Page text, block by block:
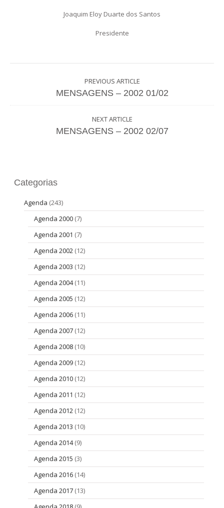
Joaquim Eloy Duarte dos Santos
Presidente
PREVIOUS ARTICLE
MENSAGENS – 2002 01/02
NEXT ARTICLE
MENSAGENS – 2002 02/07
Categorias
Agenda (243)
Agenda 2000 (7)
Agenda 2001 (7)
Agenda 2002 (12)
Agenda 2003 (12)
Agenda 2004(11)
Agenda 2005 (12)
Agenda 2006 (11)
Agenda 2007 (12)
Agenda 2008 (10)
Agenda 2009 (12)
Agenda 2010 (12)
Agenda 2011 (12)
Agenda 2012 (12)
Agenda 2013 (10)
Agenda 2014(9)
Agenda 2015 (3)
Agenda 2016 (14)
Agenda 2017 (13)